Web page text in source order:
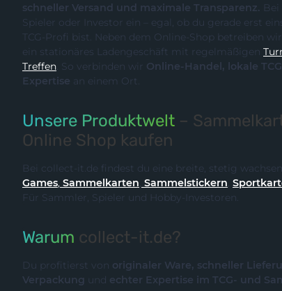
schneller Versand und maximale Transparenz. Bei collect-it.de kaufst du als Sammler,
Spieler oder Investor ein – egal, ob du gerade erst einsteigst oder bereits ein erfahrener
TCG-Profi bist. Neben dem Online-Shop
ein stationäres Ladengeschäft mit regelmäßigen Turnieren,
Treffen. So verbinden wir Online-Handel, lokale TCG-Community und fachliche
Expertise an einem Ort.
Unsere Produktwelt –
Online Shop kaufen
Bei collect-it.de findest du eine breite, stetig
Games, Sammelkarten, Sammelstickern,
Für Sammler, Spieler und Hobby-Investoren.
Warum collect-it.de?
Du profitierst von originaler Ware, schneller
Verpackung und echter Expertise im TCG- und